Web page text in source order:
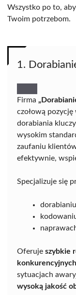
Wszystko po to,
Twoim potrzebom.
1.
Firma
czołową
dorabiania
wysokim
zaufaniu
efektywnie,
Specjalizuje się
Oferuje szybkie
sytuacjach
wysoką jakość